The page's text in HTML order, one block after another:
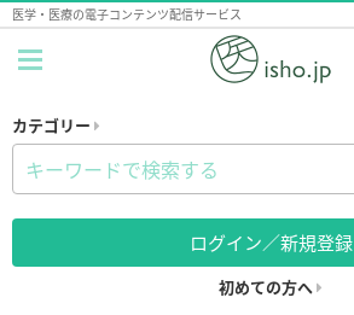
医学・医療の電子コンテンツ配信サービス
カテゴリー
ログイン／新規登録
初めての方へ